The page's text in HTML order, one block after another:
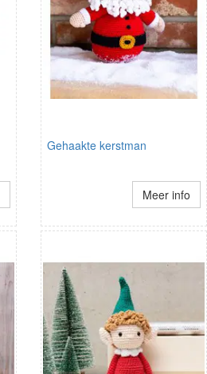
Gehaakte kerstman
Meer info